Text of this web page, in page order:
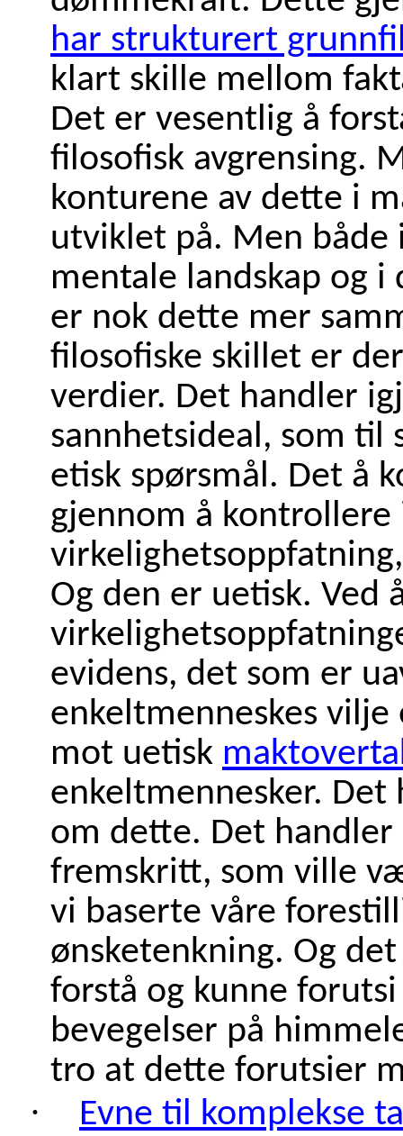
har strukturert
klart skille mellom
Det er vesentlig å
filosofisk avgrensing.
konturene av dette i
utviklet på. Men både
mentale landskap og i
er nok dette mer
filosofiske skillet er
verdier. Det handler
sannhetsideal, som til
etisk spørsmål. Det å
gjennom å kontrollere
Og den er uetisk. Ved
evidens, det som er
enkeltmenneskes
mot uetisk
enkeltmennesker.
om dette. Det handler
fremskritt, som ville
vi baserte våre
ønsketenkning. Og
forstå og kunne
bevegelser på
tro at dette forutsier
·
Evne til komplekse